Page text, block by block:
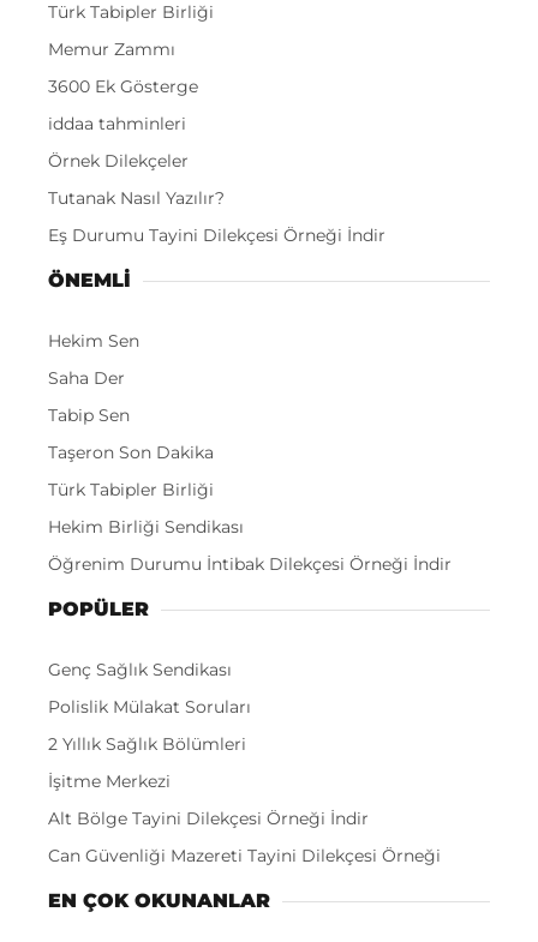
Türk Tabipler Birliği
Memur Zammı
3600 Ek Gösterge
iddaa tahminleri
Örnek Dilekçeler
Tutanak Nasıl Yazılır?
Eş Durumu Tayini Dilekçesi Örneği İndir
ÖNEMLI
Hekim Sen
Saha Der
Tabip Sen
Taşeron Son Dakika
Türk Tabipler Birliği
Hekim Birliği Sendikası
Öğrenim Durumu İntibak Dilekçesi Örneği İndir
POPÜLER
Genç Sağlık Sendikası
Polislik Mülakat Soruları
2 Yıllık Sağlık Bölümleri
İşitme Merkezi
Alt Bölge Tayini Dilekçesi Örneği İndir
Can Güvenliği Mazereti Tayini Dilekçesi Örneği
EN ÇOK OKUNANLAR